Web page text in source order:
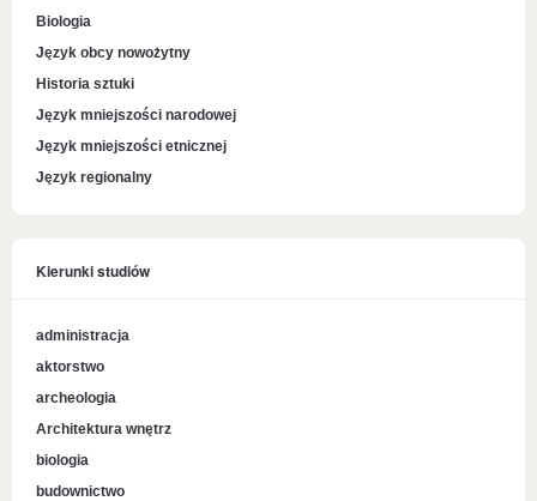
Biologia
Język obcy nowożytny
Historia sztuki
Język mniejszości narodowej
Język mniejszości etnicznej
Język regionalny
Kierunki studiów
administracja
aktorstwo
archeologia
Architektura wnętrz
biologia
budownictwo